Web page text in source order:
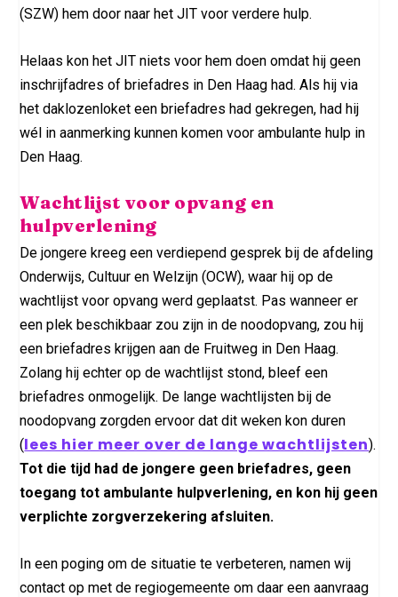
(SZW) hem door naar het JIT voor verdere hulp.
Helaas kon het JIT niets voor hem doen omdat hij geen
inschrijfadres of briefadres in Den Haag had. Als hij via
het daklozenloket een briefadres had gekregen, had hij
wél in aanmerking kunnen komen voor ambulante hulp in
Den Haag.
Wachtlijst voor opvang en
hulpverlening
De jongere kreeg een verdiepend gesprek bij de afdeling
Onderwijs, Cultuur en Welzijn (OCW), waar hij op de
wachtlijst voor opvang werd geplaatst. Pas wanneer er
een plek beschikbaar zou zijn in de noodopvang, zou hij
een briefadres krijgen aan de Fruitweg in Den Haag.
Zolang hij echter op de wachtlijst stond, bleef een
briefadres onmogelijk. De lange wachtlijsten bij de
noodopvang zorgden ervoor dat dit weken kon duren
(lees hier meer over de lange wachtlijsten).
Tot die tijd had de jongere geen briefadres, geen
toegang tot ambulante hulpverlening, en kon hij geen
verplichte zorgverzekering afsluiten.
In een poging om de situatie te verbeteren, namen wij
contact op met de regiogemeente om daar een aanvraag